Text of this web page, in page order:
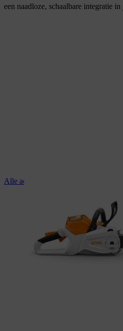
een naadloze, schaalbare integratie
Alle accukettingzagen